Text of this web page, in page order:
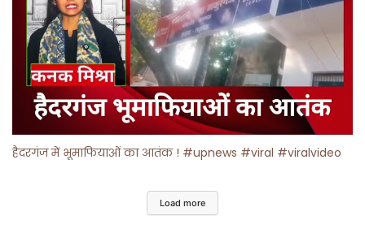
हैदरगंज में भूमाफियाओं का आतंक ! #upnews #viral #viralvideo
Load more